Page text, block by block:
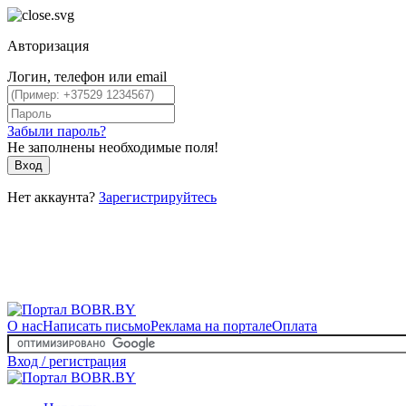
Авторизация
Логин, телефон или email
Забыли пароль?
Не заполнены необходимые поля!
Вход
Нет аккаунта? Зарегистрируйтесь
О насНаписать письмоРеклама на порталеОплата
Вход / регистрация